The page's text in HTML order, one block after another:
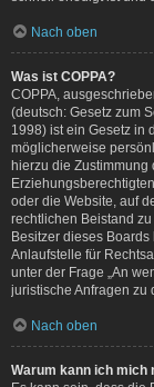
Nach oben
Was ist COPPA?
COPPA,
(deutsch: Gesetz zum
1998) ist ein Gesetz in
möglicherweise
hierzu die
oder die Website, auf
rechtlichen Beistand
Besitzer dieses
Anlaufstelle für
unter der Frage „An
juristische Anfragen zu
Nach oben
Warum kann ich mich